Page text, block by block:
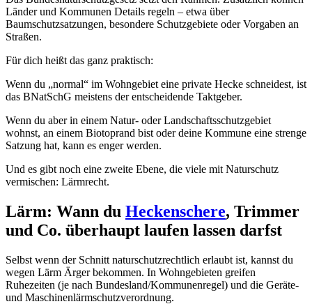
Länder und Kommunen Details regeln – etwa über
Baumschutzsatzungen, besondere Schutzgebiete oder Vorgaben an
Straßen.
Für dich heißt das ganz praktisch:
Wenn du „normal“ im Wohngebiet eine private Hecke schneidest, ist
das BNatSchG meistens der entscheidende Taktgeber.
Wenn du aber in einem Natur- oder Landschaftsschutzgebiet
wohnst, an einem Biotoprand bist oder deine Kommune eine strenge
Satzung hat, kann es enger werden.
Und es gibt noch eine zweite Ebene, die viele mit Naturschutz
vermischen: Lärmrecht.
Lärm: Wann du Heckenschere, Trimmer
und Co. überhaupt laufen lassen darfst
Selbst wenn der Schnitt naturschutzrechtlich erlaubt ist, kannst du
wegen Lärm Ärger bekommen. In Wohngebieten greifen
Ruhezeiten (je nach Bundesland/Kommunenregel) und die Geräte-
und Maschinenlärmschutzverordnung.